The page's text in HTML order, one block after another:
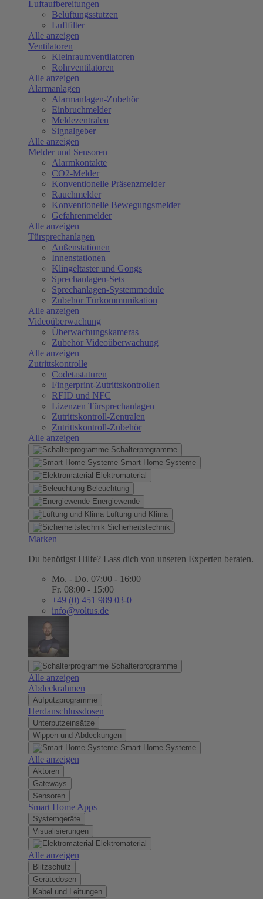
Luftaufbereitungen
Belüftungsstutzen
Luftfilter
Alle anzeigen
Ventilatoren
Kleinraumventilatoren
Rohrventilatoren
Alle anzeigen
Alarmanlagen
Alarmanlagen-Zubehör
Einbruchmelder
Meldezentralen
Signalgeber
Alle anzeigen
Melder und Sensoren
Alarmkontakte
CO2-Melder
Konventionelle Präsenzmelder
Rauchmelder
Konventionelle Bewegungsmelder
Gefahrenmelder
Alle anzeigen
Türsprechanlagen
Außenstationen
Innenstationen
Klingeltaster und Gongs
Sprechanlagen-Sets
Sprechanlagen-Systemmodule
Zubehör Türkommunikation
Alle anzeigen
Videoüberwachung
Überwachungskameras
Zubehör Videoüberwachung
Alle anzeigen
Zutrittskontrolle
Codetastaturen
Fingerprint-Zutrittskontrollen
RFID und NFC
Lizenzen Türsprechanlagen
Zutrittskontroll-Zentralen
Zutrittskontroll-Zubehör
Alle anzeigen
Schalterprogramme
Smart Home Systeme
Elektromaterial
Beleuchtung
Energiewende
Lüftung und Klima
Sicherheitstechnik
Marken
Du benötigst Hilfe? Lass dich von unseren Experten beraten.
Mo. - Do. 07:00 - 16:00
Fr. 08:00 - 15:00
+49 (0) 451 989 03-0
info@voltus.de
Schalterprogramme
Alle anzeigen
Abdeckrahmen
Aufputzprogramme
Herdanschlussdosen
Unterputzeinsätze
Wippen und Abdeckungen
Smart Home Systeme
Alle anzeigen
Aktoren
Gateways
Sensoren
Smart Home Apps
Systemgeräte
Visualisierungen
Elektromaterial
Alle anzeigen
Blitzschutz
Gerätedosen
Kabel und Leitungen